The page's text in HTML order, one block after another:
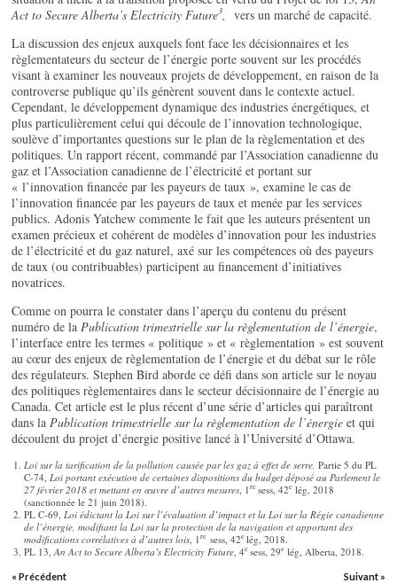
Act to Secure Alberta’s Electricity Future3
vers un marché de capacité.
La discussion des enjeux auxquels font face les décisionnaires et les
règlementateurs du secteur de l’énergie porte souvent sur les procédés
visant à examiner les nouveaux projets de développement, en raison de la
controverse publique qu’ils génèrent souvent dans le contexte actuel.
Cependant, le développement dynamique des industries énergétiques, et
plus particulièrement celui qui découle de l’innovation technologique,
soulève d’importantes questions sur le plan de la règlementation et des
politiques. Un rapport récent, commandé par l’Association canadienne du
gaz et l’Association canadienne de l’électricité et portant sur
« l’innovation financée par les payeurs de taux », examine le cas de
l’innovation financée par les payeurs de taux et menée par les services
publics. Adonis Yatchew commente le fait que les auteurs présentent un
examen précieux et cohérent de modèles d’innovation pour les industries
de l’électricité et du gaz naturel, axé sur les compétences où des payeurs
de taux (ou contribuables) participent au financement d’initiatives
novatrices.
Comme on pourra le constater dans l’aperçu du contenu du présent
numéro de la Publication trimestrielle sur la règlementation de l’énergie,
l’interface entre les termes « politique » et « règlementation » est souvent
au cœur des enjeux de règlementation de l’énergie et du débat sur le rôle
des régulateurs. Stephen Bird aborde ce défi dans son article sur le noyau
des politiques règlementaires dans le secteur décisionnaire de l’énergie au
Canada. Cet article est le plus récent d’une série d’articles qui paraîtront
dans la Publication trimestrielle sur la règlementation de l’énergie et qui
découlent du projet d’énergie positive lancé à l’Université d’Ottawa.
Loi sur la tarification de la pollution causée par les gaz à effet de serre,Partie 5 du PL
C-74, Loi portant exécution de certaines dispositions du budget déposé au Parlement le
27 février 2018 et mettant en œuvre d’autres mesures , 1re sess, 42e lég, 2018
(sanctionnée le 21 juin 2018).
PL C-69, Loi édictant la Loi sur l’évaluation d’impact et la Loi sur la Régie canadienne
de l’énergie, modifiant la Loi sur la protection de la navigation et apportant des
modifications corrélatives à d’autres lois , 1re sess, 42elég, 2018.
PL 13,An Act to Secure Alberta’s Electricity Future , 4e sess, 29e lég, Alberta, 2018.
« Précédent Suivant »